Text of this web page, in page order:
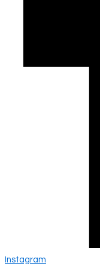
Instagram